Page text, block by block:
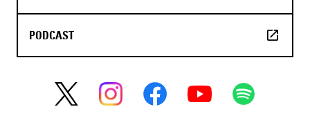
PODCAST